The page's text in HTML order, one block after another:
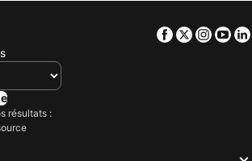
Facebook
Twitter
résultats :